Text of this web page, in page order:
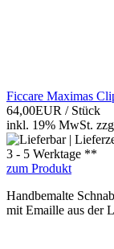
Ficcare Maximas
64,00EUR / Stück
inkl. 19% MwSt.
3 - 5 Werktage **
zum Produkt
Handbemalte
mit Emaille aus der